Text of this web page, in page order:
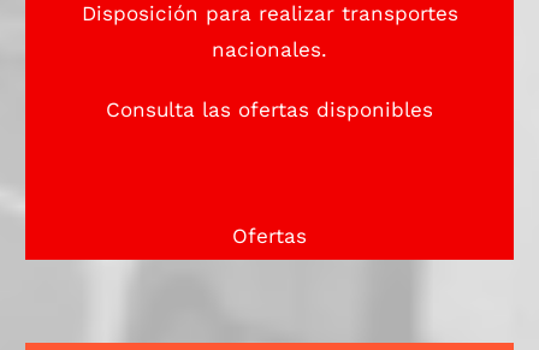
Disposición para realizar transportes
nacionales.
Consulta las ofertas disponibles
Ofertas